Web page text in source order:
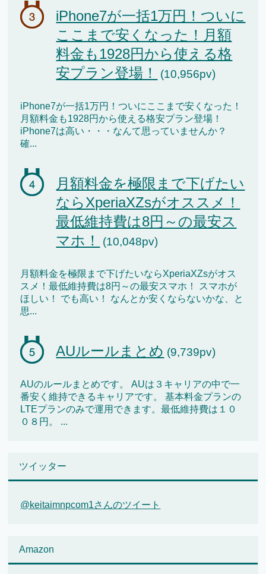
iPhone7が一括1万円！ついに
ここまで安くなった！月額
料金も1928円から使える格
安プラン登場！
(10,956pv)
iPhone7が一括1万円！ついにここまで安くなった！
月額料金も1928円から使える格安プラン登場！
iPhone7は高い・・・なんて思っていませんか？
確...
月額料金を極限まで下げたい
ならXperiaXZsがオススメ！
最低維持費は8円～の最安ス
マホ！
(10,048pv)
月額料金を極限まで下げたいならXperiaXZsがオス
スメ！最低維持費は8円～の最安スマホ！ スマホが
ほしい！ でも高い！ なんとか安くならないかな、と
思...
AUルールまとめ (9,739pv)
AUのルールまとめです。 AUは３キャリアの中で一
番安く維持できるキャリアです。 基本料金プランの
LTEプランのみで運用できます。最低維持費は１０
０８円。 ...
ツイッター
@keitaimnpcom1さんのツイート
Amazon